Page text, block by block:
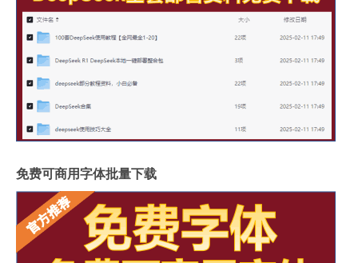
免费可商用字体批量下载